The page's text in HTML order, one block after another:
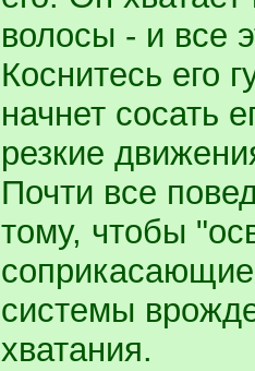
волосы - и все
Коснитесь его
начнет сосать
резкие
Почти все
тому, чтобы
системы
хватания.